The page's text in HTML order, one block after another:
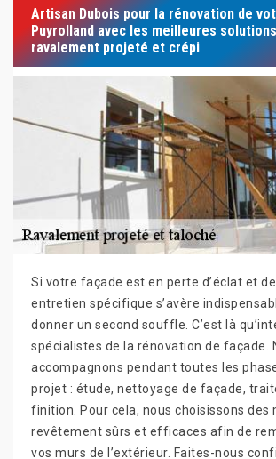
Artisan Dubois pour la rénovation de
Puyrolland avec les meilleures
ravalement projeté et crépi
Si votre façade est en perte d’éclat et
entretien spécifique s’avère
donner un second souffle. C’est là
spécialistes de la rénovation de façade.
accompagnons pendant toutes les
projet : étude, nettoyage de façade,
finition. Pour cela, nous choisissons des
revêtement sûrs et efficaces afin de
vos murs de l’extérieur. Faites-nous